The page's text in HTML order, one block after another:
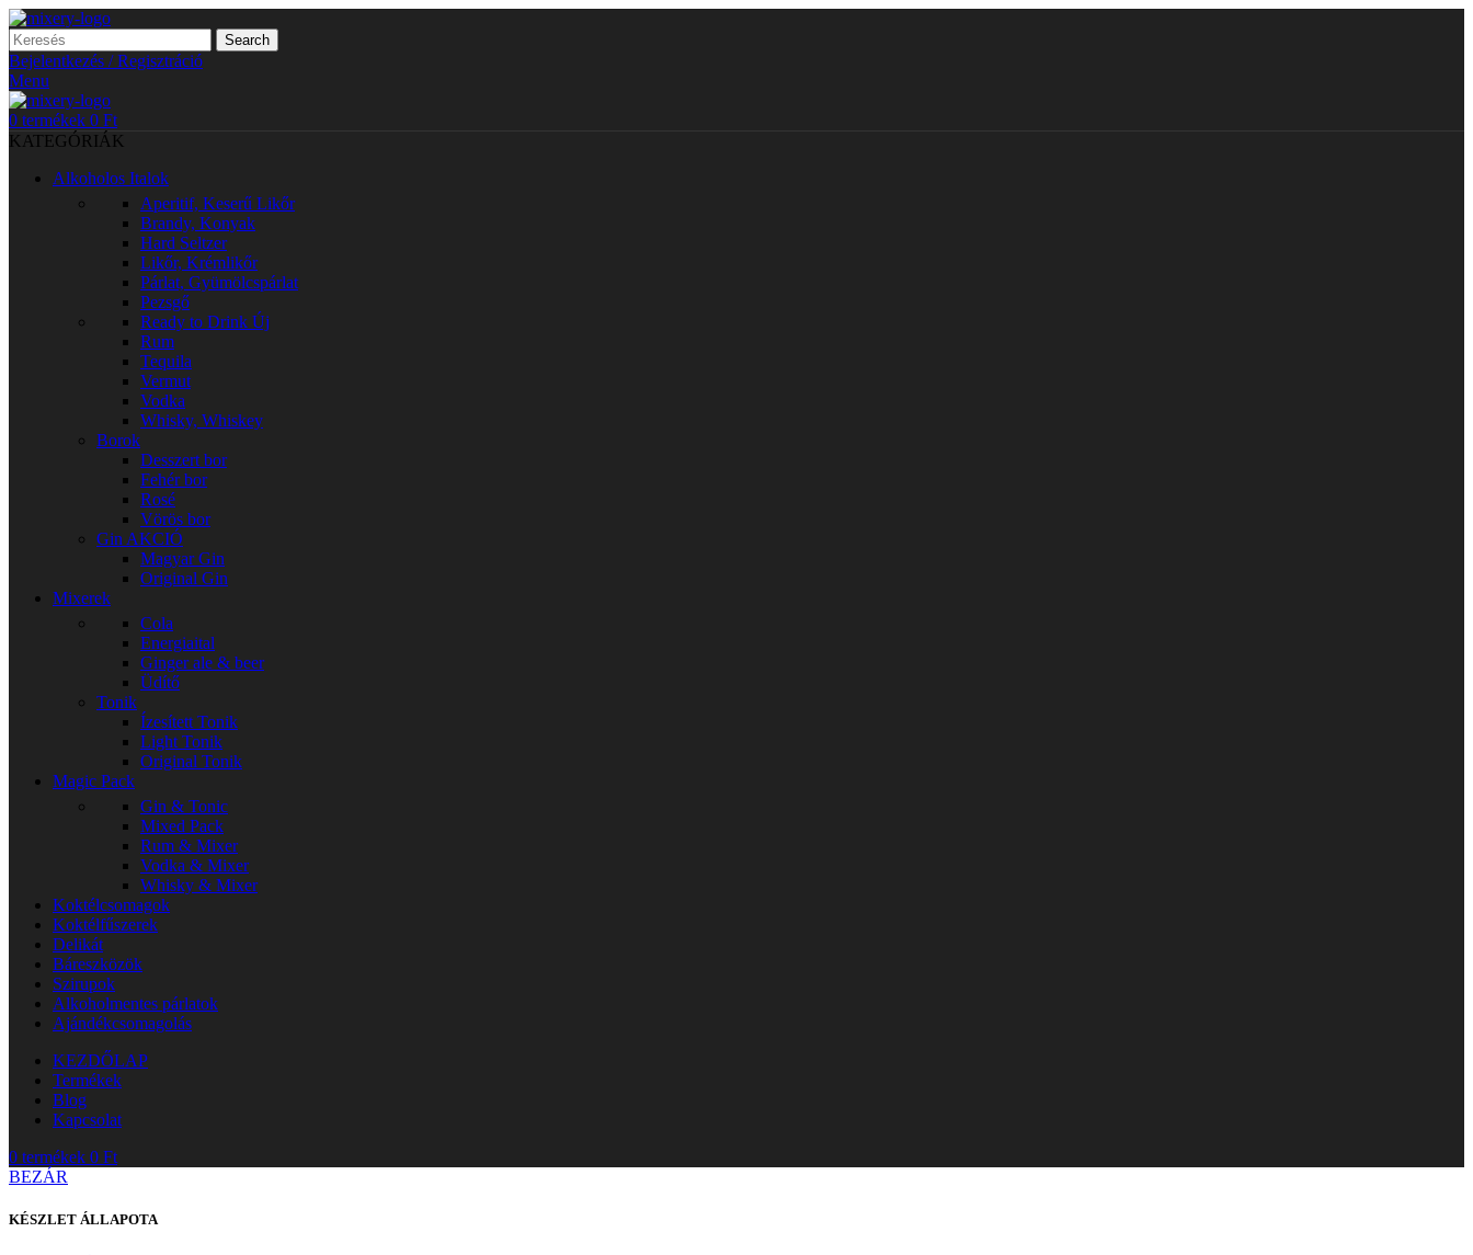
Search
Bejelentkezés / Regisztráció
Menu
0 termékek 0 Ft
KATEGÓRIÁK
Alkoholos Italok
Aperitif, Keserű Likőr
Brandy, Konyak
Hard Seltzer
Likőr, Krémlikőr
Párlat, Gyümölcspárlat
Pezsgő
Ready to Drink Új
Rum
Tequila
Vermut
Vodka
Whisky, Whiskey
Borok
Desszert bor
Fehér bor
Rosé
Vörös bor
Gin AKCIÓ
Magyar Gin
Original Gin
Mixerek
Cola
Energiaital
Ginger ale & beer
Üdítő
Tonik
Ízesített Tonik
Light Tonik
Original Tonik
Magic Pack
Gin & Tonic
Mixed Pack
Rum & Mixer
Vodka & Mixer
Whisky & Mixer
Koktélcsomagok
Koktélfűszerek
Delikát
Báreszközök
Szirupok
Alkoholmentes párlatok
Ajándékcsomagolás
KEZDŐLAP
Termékek
Blog
Kapcsolat
0 termékek 0 Ft
BEZÁR
KÉSZLET ÁLLAPOTA